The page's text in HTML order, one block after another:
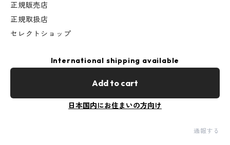
正規販売店
正規取扱店
セレクトショップ
International shipping available
Add to cart
日本国内にお住まいの方向け
通報する